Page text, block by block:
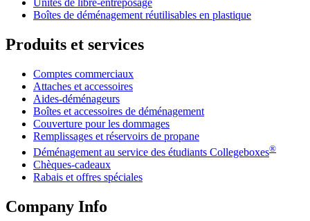
Unités de libre-entreposage
Boîtes de déménagement réutilisables en plastique
Produits et services
Comptes commerciaux
Attaches et accessoires
Aides-déménageurs
Boîtes et accessoires de déménagement
Couverture pour les dommages
Remplissages et réservoirs de propane
Déménagement au service des étudiants Collegeboxes®
Chèques-cadeaux
Rabais et offres spéciales
Company Info